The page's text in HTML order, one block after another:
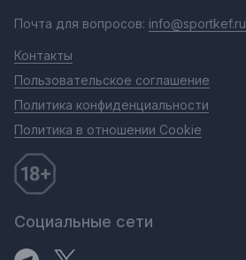
Почта для вопросов: info@sportkef.ru
Контакты
Пользовательское соглашение
Политика конфиденциальности
Политика в отношении Cookie
Социальные сети